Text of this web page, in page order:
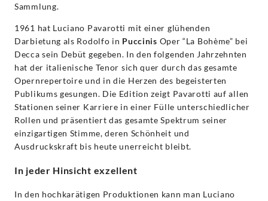
Decca
Classics
Sammlung.
1961 hat Luciano Pavarotti mit einer glühenden
Darbietung als Rodolfo in Puccinis Oper “La Bohème” bei
Decca sein Debüt gegeben. In den folgenden Jahrzehnten
hat der italienische Tenor sich quer durch das gesamte
Opernrepertoire und in die Herzen des begeisterten
Publikums gesungen. Die Edition zeigt Pavarotti auf allen
Stationen seiner Karriere in einer Fülle unterschiedlicher
Rollen und präsentiert das gesamte Spektrum seiner
einzigartigen Stimme, deren Schönheit und
Ausdruckskraft bis heute unerreicht bleibt.
In jeder Hinsicht exzellent
In den hochkarätigen Produktionen kann man Luciano